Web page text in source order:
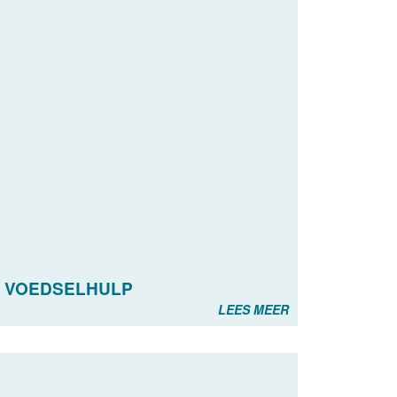
LEES MEER